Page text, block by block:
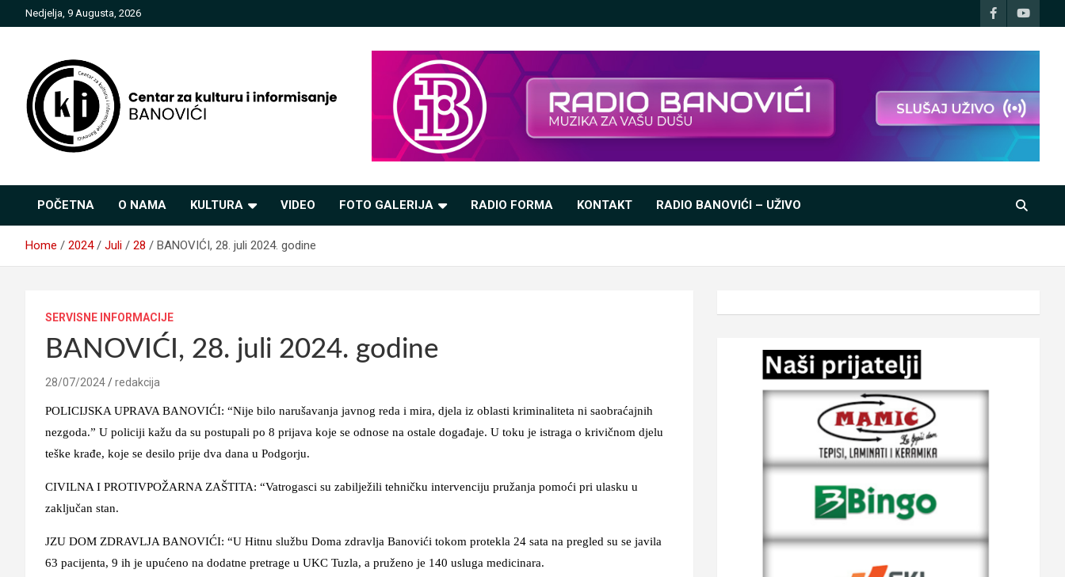
to
Nedjelja, 9 Augusta, 2026
informisanje Banovići
POČETNA O NAMA KULTURA VIDEO FOTO GALERIJA RADIO FORMA KONTAKT RADIO BANOVIĆI – UŽIVO
Home 2024 Juli 28 BANOVIĆI, 28. juli 2024. godine
SERVISNE INFORMACIJE
BANOVIĆI, 28. juli 2024. godine
28/07/2024 redakcija
POLICIJSKA UPRAVA BANOVIĆI: “Nije bilo narušavanja javnog reda i mira, djela iz oblasti kriminaliteta ni saobraćajnih
nezgoda.” U policiji kažu da su postupali po 8 prijava koje se odnose na ostale događaje. U toku je istraga o krivičnom djelu
teške krađe, koje se desilo prije dva dana u Podgorju.
CIVILNA I PROTIVPOŽARNA ZAŠTITA: “Vatrogasci su zabilježili tehničku intervenciju pružanja pomoći pri ulasku u
zaključan stan.
JZU DOM ZDRAVLJA BANOVIĆI: “U Hitnu službu Doma zdravlja Banovići tokom protekla 24 sata na pregled su se javila
63 pacijenta, 9 ih je upućeno na dodatne pretrage u UKC Tuzla, a pruženo je 140 usluga medicinara.